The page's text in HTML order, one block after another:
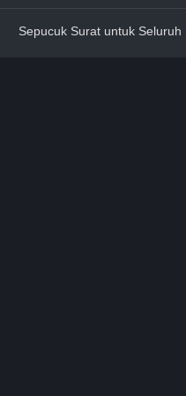
Sepucuk Surat untuk